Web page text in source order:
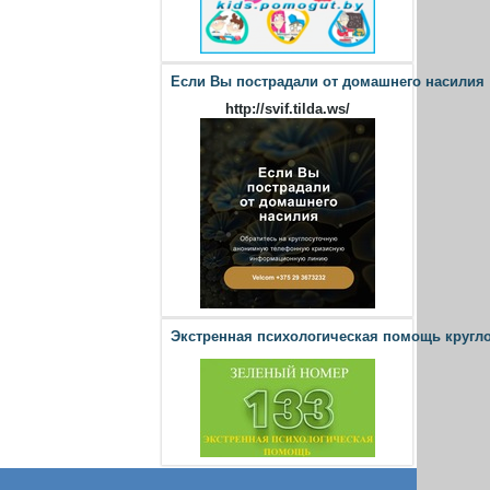
Если Вы пострадали от домашнего насилия
http://svif.tilda.ws/
Экстренная психологическая помощь